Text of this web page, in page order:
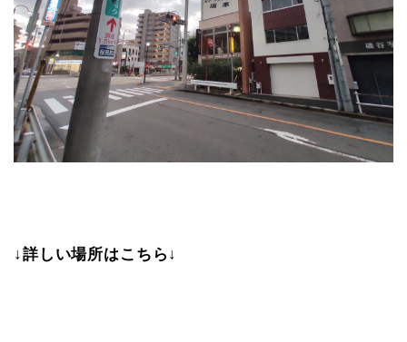
↓詳しい場所はこちら↓